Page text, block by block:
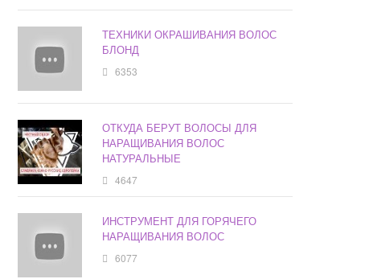
ТЕХНИКИ ОКРАШИВАНИЯ ВОЛОС
БЛОНД
6353
ОТКУДА БЕРУТ ВОЛОСЫ ДЛЯ
НАРАЩИВАНИЯ ВОЛОС
НАТУРАЛЬНЫЕ
4647
ИНСТРУМЕНТ ДЛЯ ГОРЯЧЕГО
НАРАЩИВАНИЯ ВОЛОС
6077